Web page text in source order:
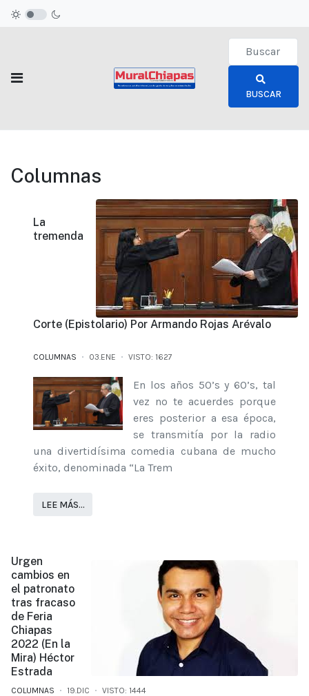
Type 2 or
BUSCAR
Columnas
La
tremenda
Corte (Epistolario) Por Armando Rojas Arévalo
COLUMNAS 03.ENE VISTO: 1627
En los años 50’s y 60’s, tal
vez no te acuerdes porque
eres posterior a esa época,
se transmitía por la radio
una divertidísima comedia cubana de mucho
éxito, denominada “La Trem
LEE MÁS…
Urgen
cambios en
el patronato
tras fracaso
de Feria
Chiapas
2022 (En la
Mira) Héctor
Estrada
COLUMNAS 19.DIC VISTO: 1444